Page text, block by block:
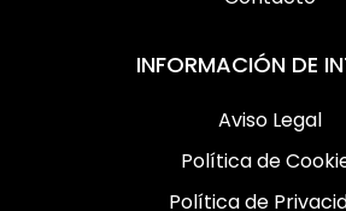
INFORMACIÓN DE
Aviso Legal
Política de
Política de